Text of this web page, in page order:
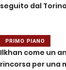
seguito dal Torino
PRIMO PIANO
Ilkhan come un
rincorsa per una